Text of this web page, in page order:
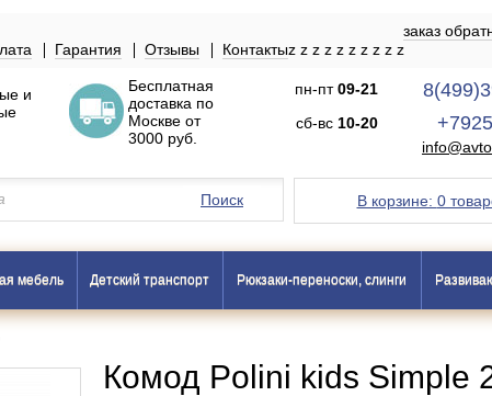
заказ
z z z z z z z z
Гарантия z
Отзывы z
Контакты
и
Бесплатная
доставка по
Москве от
3000 руб.
пн-пт09-21
сб-вс 10-20
В корзине: 0
Поиск
мебель Детский транспорт Рюкзаки-переноски, слинги
Комод Polini kids Simple